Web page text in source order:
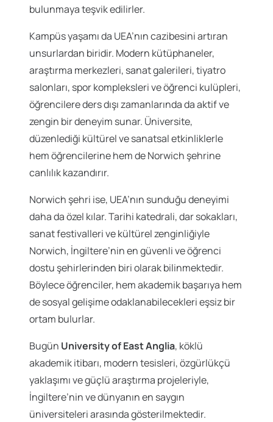
bulunmaya teşvik edilirler.
Kampüs yaşamı da UEA’nın cazibesini artıran
unsurlardan biridir. Modern kütüphaneler,
araştırma merkezleri, sanat galerileri, tiyatro
salonları, spor kompleksleri ve öğrenci kulüpleri,
öğrencilere ders dışı zamanlarında da aktif ve
zengin bir deneyim sunar. Üniversite,
düzenlediği kültürel ve sanatsal etkinliklerle
hem öğrencilerine hem de Norwich şehrine
canlılık kazandırır.
Norwich şehri ise, UEA’nın sunduğu deneyimi
daha da özel kılar. Tarihi katedrali, dar sokakları,
sanat festivalleri ve kültürel zenginliğiyle
Norwich, İngiltere’nin en güvenli ve öğrenci
dostu şehirlerinden biri olarak bilinmektedir.
Böylece öğrenciler, hem akademik başarıya hem
de sosyal gelişime odaklanabilecekleri eşsiz bir
ortam bulurlar.
Bugün University of East Anglia, köklü
akademik itibarı, modern tesisleri, özgürlükçü
yaklaşımı ve güçlü araştırma projeleriyle,
İngiltere’nin ve dünyanın en saygın
üniversiteleri arasında gösterilmektedir.